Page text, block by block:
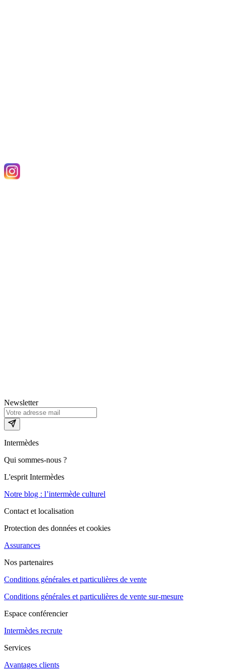
Newsletter
Intermèdes
Qui sommes-nous ?
L'esprit Intermèdes
Notre blog : l’intermède culturel
Contact et localisation
Protection des données et cookies
Assurances
Nos partenaires
Conditions générales et particulières de vente
Conditions générales et particulières de vente sur-mesure
Espace conférencier
Intermèdes recrute
Services
Avantages clients